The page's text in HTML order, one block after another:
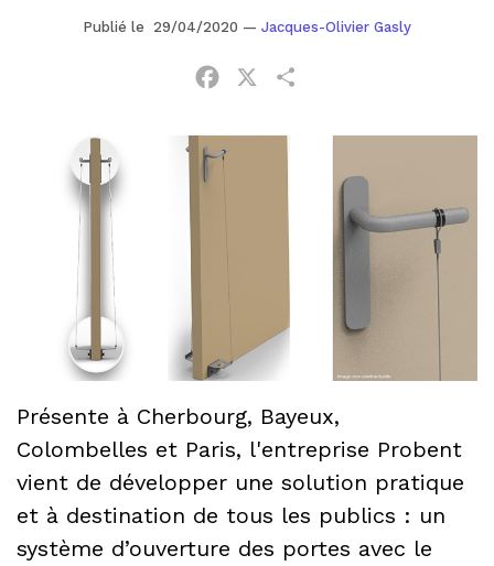
Publié le 29/04/2020 — Jacques-Olivier Gasly
Facebook
Présente à Cherbourg, Bayeux,
Colombelles et Paris, l'entreprise Probent
vient de développer une solution pratique
et à destination de tous les publics : un
système d’ouverture des portes avec le